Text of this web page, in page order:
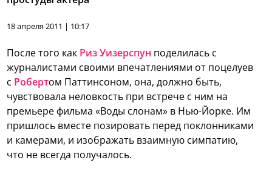
18 апреля 2011 | 10:17
После того как Риз Уизерспун поделилась с
журналистами своими впечатлениями от поцелуев
с Робертом Паттинсоном, она, должно быть,
чувствовала неловкость при встрече с ним на
премьере фильма «Воды слонам» в Нью-Йорке. Им
пришлось вместе позировать перед поклонниками
и камерами, и изображать взаимную симпатию,
что не всегда получалось.